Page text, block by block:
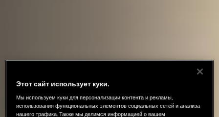
Этот сайт использует куки.
Мы используем куки для персонализации контента и рекламы,
использования функциональных элементов социальных сетей и анализа
нашего трафика. Также мы делимся информацией о вашем